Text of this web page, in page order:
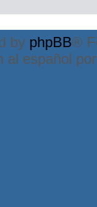
by phpBB®
al español